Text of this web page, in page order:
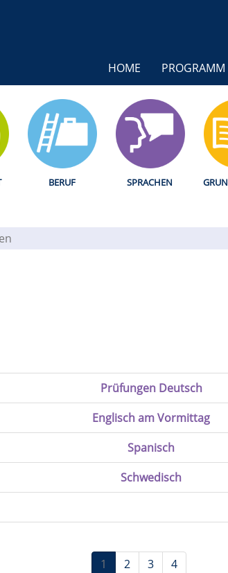
HOME PROGRAMM
BERUF SPRACHEN
Prüfungen Deutsch
Englisch am Vormittag
Spanisch
Schwedisch
1 2 3 4